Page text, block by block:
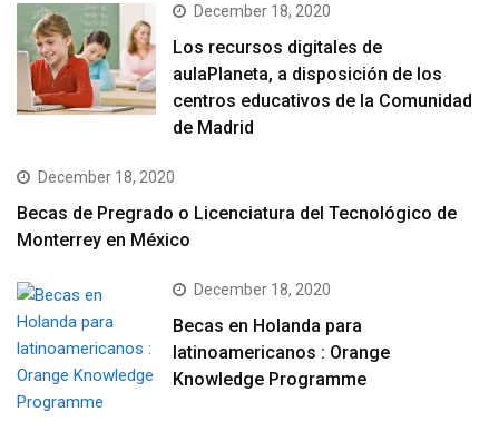
December 18, 2020
Los recursos digitales de
aulaPlaneta, a disposición de los
centros educativos de la Comunidad
de Madrid
December 18, 2020
Becas de Pregrado o Licenciatura del Tecnológico de
Monterrey en México
December 18, 2020
Becas en Holanda para
latinoamericanos : Orange
Knowledge Programme